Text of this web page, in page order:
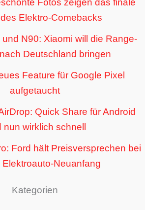
Fotos zeigen das finale
Elektro-Comebacks
N90: Xiaomi will die Range-
Deutschland bringen
Feature für Google Pixel
aufgetaucht
Quick Share für Android
nun wirklich schnell
Ford hält Preisversprechen bei
Neuanfang
Kategorien